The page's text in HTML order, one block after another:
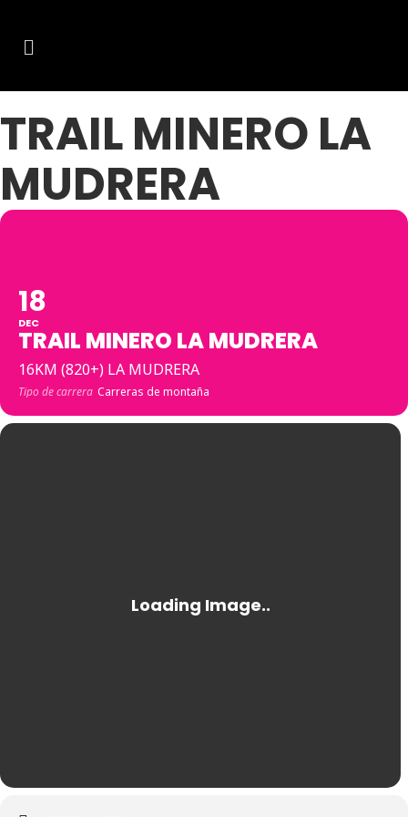
TRAIL MINERO LA
MUDRERA
18
DEC
TRAIL MINERO LA MUDRERA
16KM (820+) LA MUDRERA
Tipo de carrera Carreras de montaña